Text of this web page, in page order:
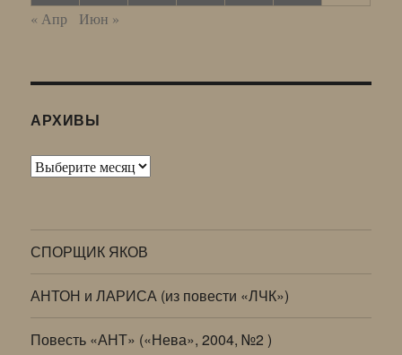
« Апр Июн »
АРХИВЫ
Архивы
СПОРЩИК ЯКОВ
АНТОН и ЛАРИСА (из повести «ЛЧК»)
Повесть «АНТ» («Нева», 2004, №2 )